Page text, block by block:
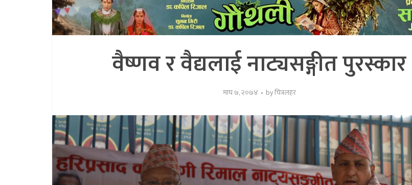
वैष्णव र वैद्यलाई नाट्यसङ्गीत पुरस्कार
माघ ७, २०७४ byचित्रलहर